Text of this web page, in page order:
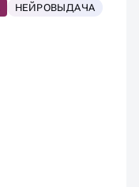
НЕЙРОВЫДАЧА